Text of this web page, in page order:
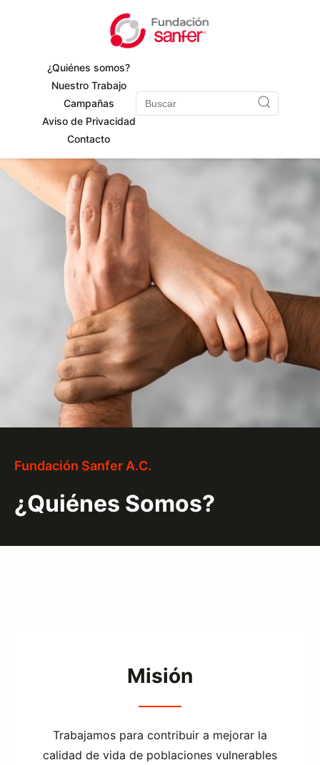
¿Quiénes somos?
Nuestro Trabajo
Campañas
Aviso de Privacidad
Contacto
Fundación Sanfer A.C.
¿Quiénes Somos?
Misión
Trabajamos para contribuir a mejorar la
calidad de vida de poblaciones vulnerables